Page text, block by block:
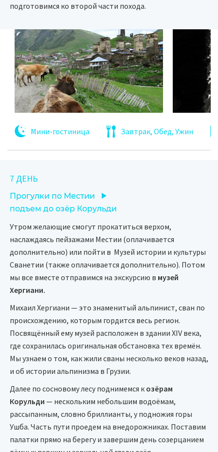
подготовимся ко второй части похода.
Мини-гостиница Завтрак, Обед, Ужин
7 ДЕНЬ
Прогулки по Местии
подъем до озёр Корульди
Утром желающие смогут прокатиться верхом,
наслаждаясь пейзажами Местии (оплачивается
дополнительно) или пойти в Музей истории и культуры
Сванетии (также оплачивается дополнительно). Потом
мы все вместе отправимся на экскурсию в музей
Хергиани.
Михаил Хергиани — это знаменитый альпинист, сван по
происхождению, которым гордится весь регион.
Посвящённый ему музей расположен в здании XIV века,
где сохранилась оригинальная обстановка тех времён.
Мы узнаем о том, как жили сваны несколько веков назад,
и об истории альпинизма в Грузии.
Далее по сосновому лесу поднимемся к озёрам
Корульди — нескольким небольшим водоёмам,
рассыпанным, словно бриллианты, у подножия горы
Ушба. Часть пути проедем на внедорожниках. Поставим
палатки прямо на берегу и завершим день созерцанием